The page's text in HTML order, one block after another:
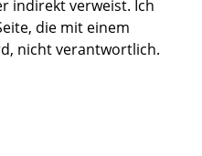
indirekt verweist. Ich
die mit einem
nicht verantwortlich.